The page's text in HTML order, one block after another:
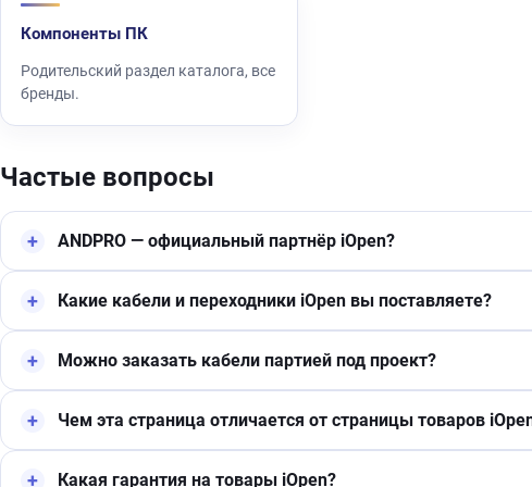
Компоненты ПК
Родительский раздел каталога, все
бренды.
Частые вопросы
ANDPRO — официальный партнёр iOpen?
Какие кабели и переходники iOpen вы поставляете?
Можно заказать кабели партией под проект?
Чем эта страница отличается от страницы товаров
Какая гарантия на товары iOpen?